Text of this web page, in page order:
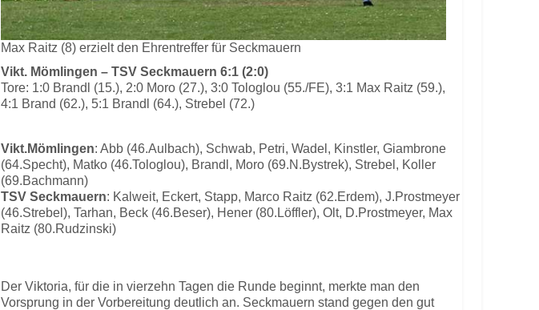
Max Raitz (8) erzielt den Ehrentreffer für Seckmauern
Vikt. Mömlingen – TSV Seckmauern 6:1 (2:0)
Tore: 1:0 Brandl (15.), 2:0 Moro (27.), 3:0 Tologlou (55./FE), 3:1 Max Raitz (59.),
4:1 Brand (62.), 5:1 Brandl (64.), Strebel (72.)
Vikt.Mömlingen: Abb (46.Aulbach), Schwab, Petri, Wadel, Kinstler, Giambrone
(64.Specht), Matko (46.Tologlou), Brandl, Moro (69.N.Bystrek), Strebel, Koller
(69.Bachmann)
TSV Seckmauern: Kalweit, Eckert, Stapp, Marco Raitz (62.Erdem), J.Prostmeyer
(46.Strebel), Tarhan, Beck (46.Beser), Hener (80.Löffler), Olt, D.Prostmeyer, Max
Raitz (80.Rudzinski)
Der Viktoria, für die in vierzehn Tagen die Runde beginnt, merkte man den
Vorsprung in der Vorbereitung deutlich an. Seckmauern stand gegen den gut